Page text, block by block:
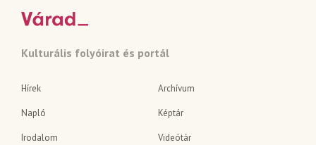
Kulturális folyóirat és portál
Hírek
Napló
Irodalom
Archívum
Képtár
Videótár